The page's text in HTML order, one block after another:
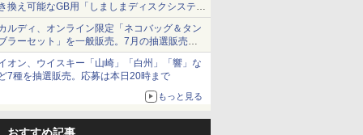
換え可能なGB用「しましまディスクシステ
」
ルディ、オンライン限定「ネコバッグ＆タン
ラーセット」を一般販売。7月の抽選販売の
選無効分
オン、ウイスキー「山崎」「白州」「響」な
7種を抽選販売。応募は本日20時まで
もっと見る